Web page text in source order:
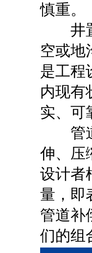
慎重。
井置
空或地
是工程
内现有
实、可
管道
伸、压
设计者
量，即
管道补
们的组